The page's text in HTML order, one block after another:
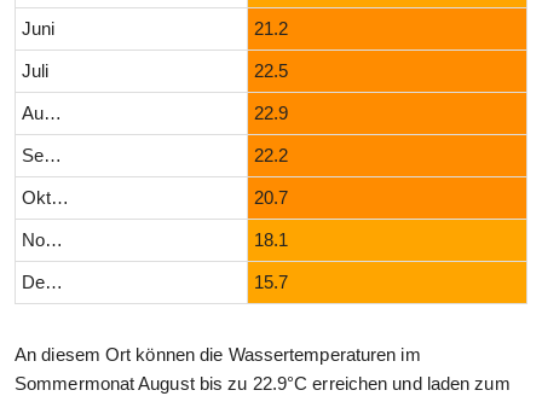
Juni 21.2
Juli 22.5
August 22.9
September 22.2
Oktober 20.7
November 18.1
Dezember 15.7
An diesem Ort können die Wassertemperaturen im
Sommermonat August bis zu 22.9°C erreichen und laden zum